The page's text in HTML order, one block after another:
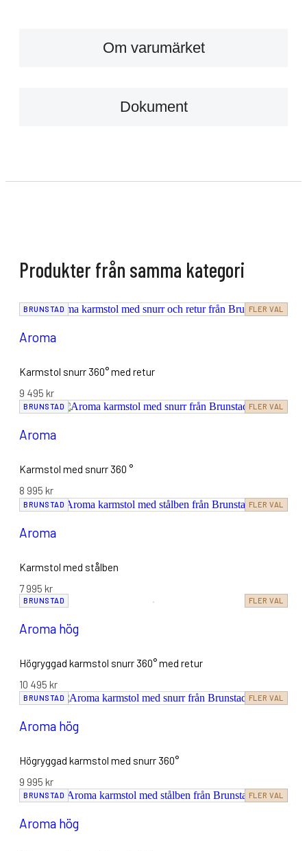
Om varumärket
Dokument
Produkter från samma kategori
BRUNSTAD FLER VAL
Aroma
Karmstol snurr 360° med retur
9 495 kr
BRUNSTAD FLER VAL
Aroma
Karmstol med snurr 360 °
8 995 kr
BRUNSTAD FLER VAL
Aroma
Karmstol med stålben
7 995 kr
BRUNSTAD FLER VAL
Aroma hög
Högryggad karmstol snurr 360° med retur
10 495 kr
BRUNSTAD FLER VAL
Aroma hög
Högryggad karmstol med snurr 360°
9 995 kr
BRUNSTAD FLER VAL
Aroma hög